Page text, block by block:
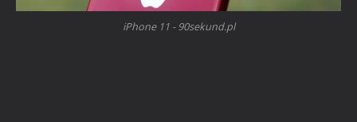
iPhone 11 - 90sekund.pl